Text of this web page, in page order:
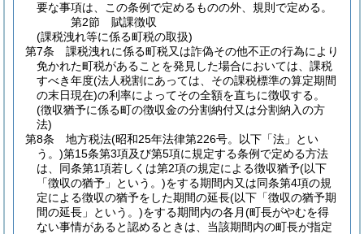
要な事項は、この条例で定めるものの外、規則で定める。
第2節
賦課徴収
(課税洩れ等に係る町税の取扱)
第7条
課税洩れに係る町税又は詐偽その他不正の行為により
免かれた町税があることを発見した場合においては、課税
すべき年度(法人税割にあっては、その課税標準の算定期間
の末日現在)の利率によってその全額を直ちに徴収する。
(徴収猶予に係る町の徴収金の分割納付又は分割納入の方
法)
第8条
地方税法(昭和25年法律第226号。以下「法」とい
う。)第15条第3項及び第5項に規定する条例で定める方法
は、同条第1項若しくは第2項の規定による徴収猶予(以下
「徴収の猶予」という。)をする期間内又は同条第4項の規
定による徴収の猶予をした期間の延長(以下「徴収の猶予期
間の延長」という。)をする期間内の各月(町長がやむを得
ない事情があると認めるときは、当該期間内の町長が指定